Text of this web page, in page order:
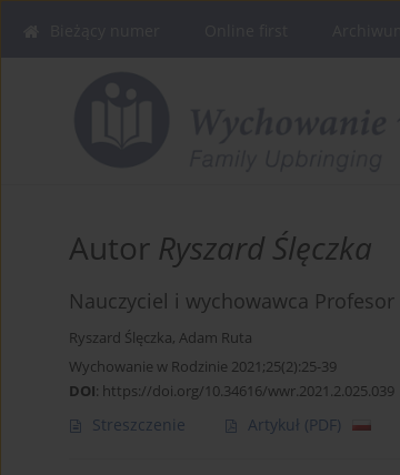
Autor Ryszard Ślęczka
Nauczyciel i wychowawca
Ryszard Ślęczka, Adam Ruta
Wychowanie w Rodzinie 2021;25(2):25-39
DOI: https://doi.org/10.34616/wwr.2021.2.025.039
Streszczenie Artykuł (PDF)